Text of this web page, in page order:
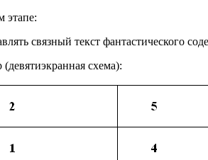
этапе:
связный текст фантастического
схема):